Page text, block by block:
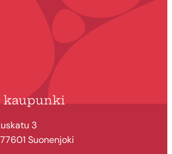
kaupunki
3
Suonenjoki